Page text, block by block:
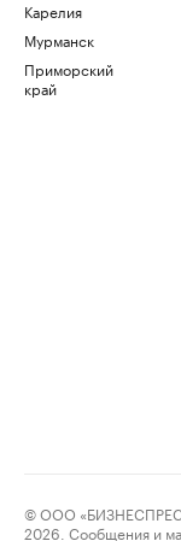
Карелия
Мурманск
Приморский
край
© ООО
2026. Сообщения и